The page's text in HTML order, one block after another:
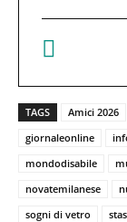
TAGS Amici 2026
giornaleonline
mondodisabile
novatemilanese
sogni di vetro